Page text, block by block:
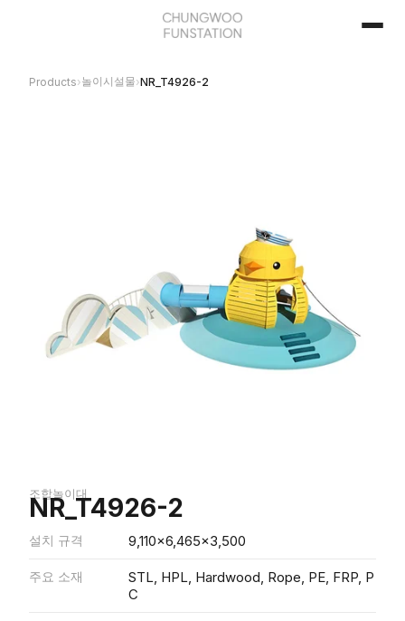
Products›놀이시설물›NR_T4926-2
조합놀이대
NR_T4926-2
설치 규격 9,110x6,465x3,500
주요 소재
STL, HPL, Hardwood, Rope, PE, FRP, P
C